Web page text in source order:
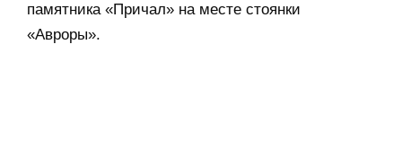
памятника «Причал» на месте стоянки
«Авроры».